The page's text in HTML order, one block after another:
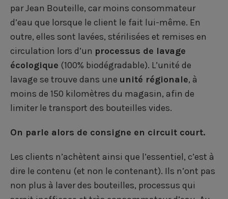
par Jean Bouteille, car moins consommateur
d’eau que lorsque le client le fait lui-même. En
outre, elles sont lavées, stérilisées et remises en
circulation lors d’un processus de lavage
écologique (100% biodégradable). L’unité de
lavage se trouve dans une unité régionale, à
moins de 150 kilomètres du magasin, afin de
limiter le transport des bouteilles vides.
On parle alors de consigne en circuit court.
Les clients n’achètent ainsi que l’essentiel, c’est à
dire le contenu (et non le contenant). Ils n’ont pas
non plus à laver des bouteilles, processus qui